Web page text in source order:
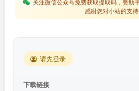
关注微信公众号免费获取提取码，赞助
感谢您对小站的支持
请先登录
下载链接